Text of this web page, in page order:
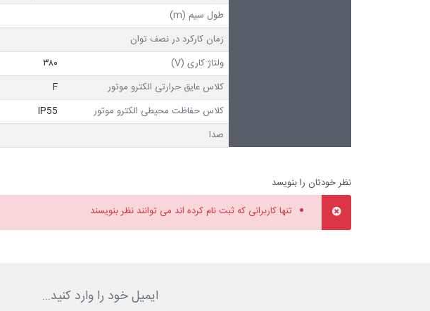
طول سیم (m)
زمان کارکرد در نصف توان
ولتاژ کاری (V)
۳۸۰
کلاس عایق حرارتی الکترو موتور
F
کلاس حفاظت محیطی الکترو موتور
IP55
صدا
نظر خودتان را بنویسد
تنها کاربرانی که ثبت نام کرده اند می توانند نظر بنویسند